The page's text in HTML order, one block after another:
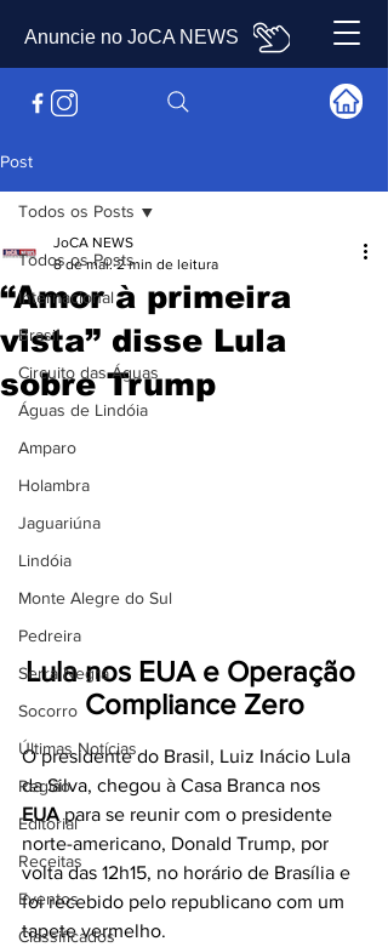
Anuncie no JoCA NEWS
Post
Todos os Posts
Internacional
Brasil
Circuito das Águas
Águas de Lindóia
Amparo
Holambra
Jaguariúna
Lindóia
Monte Alegre do Sul
Pedreira
Serra Negra
Socorro
Últimas Notícias
Região
Editorial
Receitas
Eventos
Classificados
Todos os Posts
“Amor à primeira
vista” disse Lula
sobre Trump
JoCA NEWS
8 de mai. 2 min de leitura
Lula nos EUA e Operação
Compliance Zero
O presidente do Brasil, Luiz Inácio Lula
da Silva, chegou à Casa Branca nos
EUA para se reunir com o presidente
norte-americano, Donald Trump, por
volta das 12h15, no horário de Brasília e
foi recebido pelo republicano com um
tapete vermelho.